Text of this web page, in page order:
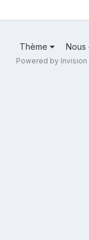
Thème Nous
Powered by